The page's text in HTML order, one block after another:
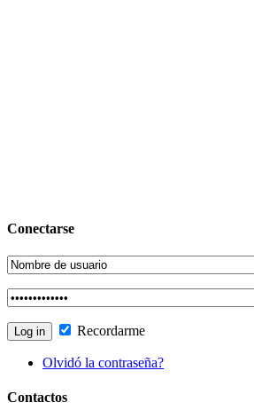
Conectarse
Recordarme
Olvidó la contraseña?
Contactos